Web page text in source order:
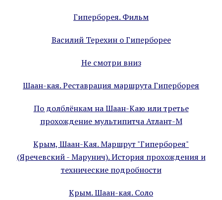
Гиперборея. Фильм
Василий Терехин о Гиперборее
Не смотри вниз
Шаан-кая. Реставрация маршрута Гиперборея
По долблёнкам на Шаан-Каю или третье
прохождение мультипитча Атлант-М
Крым, Шаан-Кая. Маршрут "Гиперборея"
(Яречевский - Марунич). История прохождения и
технические подробности
Крым. Шаан-кая. Соло